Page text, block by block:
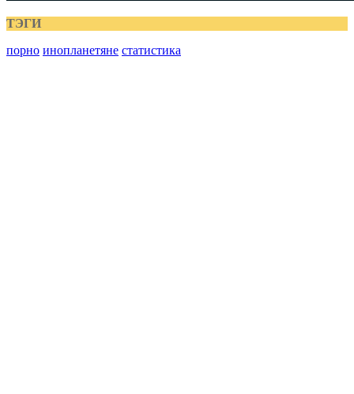
ТЭГИ
порно инопланетяне статистика